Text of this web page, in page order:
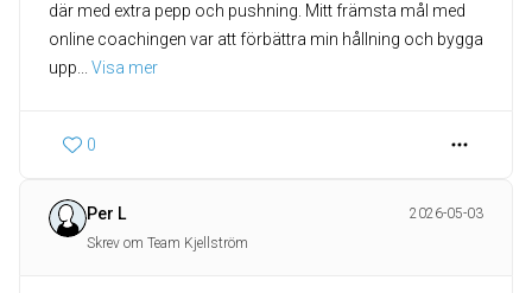
där med extra pepp och pushning. Mitt främsta mål med
online coachingen var att förbättra min hållning och bygga
upp
Visa mer
0
Per L
2026-05-03
Skrev om Team Kjellström